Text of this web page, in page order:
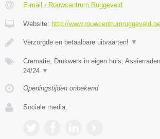
E-mail › Rouwcentrum Ruggeveld
Website: http://www.rouwcentrumruggeveld.be
Verzorgde en betaalbare uitvaarten! ▼
Crematie, Drukwerk in eigen huis,
24/24 ▼
Openingstijden onbekend
Sociale media: